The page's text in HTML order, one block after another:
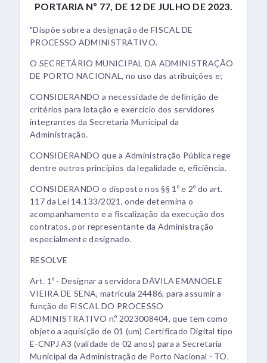
PORTARIA Nº 77, DE 12 DE JULHO DE 2023.
"Dispõe sobre a designação de FISCAL DE
PROCESSO ADMINISTRATIVO.
O SECRETÁRIO MUNICIPAL DA ADMINISTRAÇÃO
DE PORTO NACIONAL, no uso das atribuições e;
CONSIDERANDO a necessidade de definição de
critérios para lotação e exercício dos servidores
integrantes da Secretaria Municipal da
Administração.
CONSIDERANDO que a Administração Pública rege
dentre outros princípios da legalidade e, eficiência.
CONSIDERANDO o disposto nos §§ 1º e 2º do art.
117 da Lei 14.133/2021, onde determina o
acompanhamento e a fiscalização da execução dos
contratos, por representante da Administração
especialmente designado.
RESOLVE
Art. 1º - Designar a servidora DÁVILA EMANOELE
VIEIRA DE SENA, matrícula 24486, para assumir a
função de FISCAL DO PROCESSO
ADMINISTRATIVO n.º 2023008404, que tem como
objeto a aquisição de 01 (um) Certificado Digital tipo
E-CNPJ A3 (validade de 02 anos) para a Secretaria
Municipal da Administração de Porto Nacional - TO.